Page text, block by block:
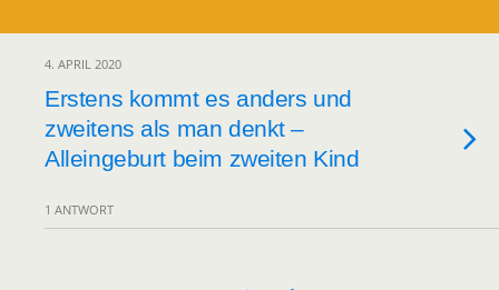
4. APRIL 2020
Erstens kommt es anders und
zweitens als man denkt –
Alleingeburt beim zweiten Kind
1 ANTWORT